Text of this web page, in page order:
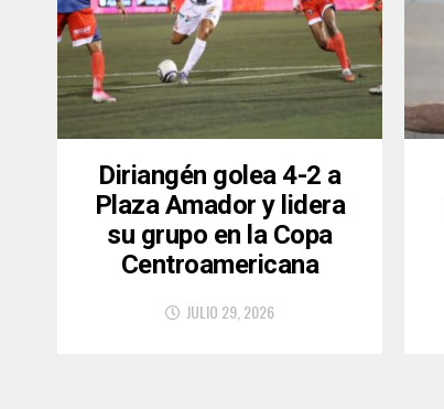
Diriangén golea 4-2 a
Plaza Amador y lidera
su grupo en la Copa
Centroamericana
JULIO 29, 2026